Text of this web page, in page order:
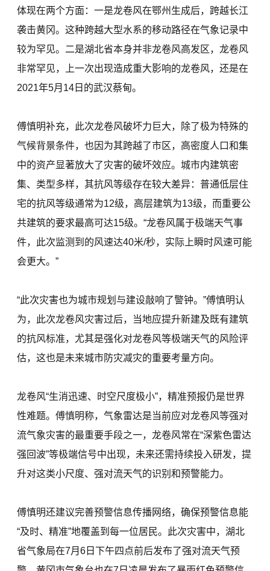
体现在两个方面：一是龙卷风在鄂州生成后，跨越长江
袭击黄冈。这种跨越大型水系的移动路径在气象记录中
较为罕见。二是湖北省本身并非龙卷风高发区，龙卷风
非常罕见，上一次出现造成重大影响的龙卷风，还是在
2021年5月14日的武汉蔡甸。
傅慎明补充，此次龙卷风破坏力巨大，除了极为特殊的
气候背景条件，也因为其跨越了市区，高密度人口和集
中的资产显著放大了灾害的破坏效应。城市内建筑密
集、类型多样，其抗风等级存在较大差异：普通低层住
宅的抗风等级通常为12级，高层建筑为13级，而重要公
共建筑的要求最高可达15级。“龙卷风属于极端天气事
件，此次监测到的风速达40米/秒，实际上瞬时风速可能
会更大。”
“此次灾害也为城市规划与建设敲响了警钟。”傅慎明认
为，此次龙卷风灾害过后，当地应提升新建及既有建筑
的抗风标准，尤其是强化对龙卷风等极端天气的风险评
估，这也是未来城市防灾减灾的重要考量方向。
龙卷风“生消迅速、时空尺度极小”，精准预报仍是世界
性难题。傅慎明称，气象雷达是当前应对龙卷风等强对
流气象灾害的最重要手段之一，龙卷风常在“深紫色雷达
强回波”等极端信号中出现，未来还需持续投入研发，提
升对这类小尺度、强对流天气的识别和预警能力。
傅慎明还建议完善预警信息传播网络，确保预警信息能
“及时、精准”地覆盖到每一位居民。此次灾害中，湖北
省气象局在7月6日下午四点前后发布了强对流天气预